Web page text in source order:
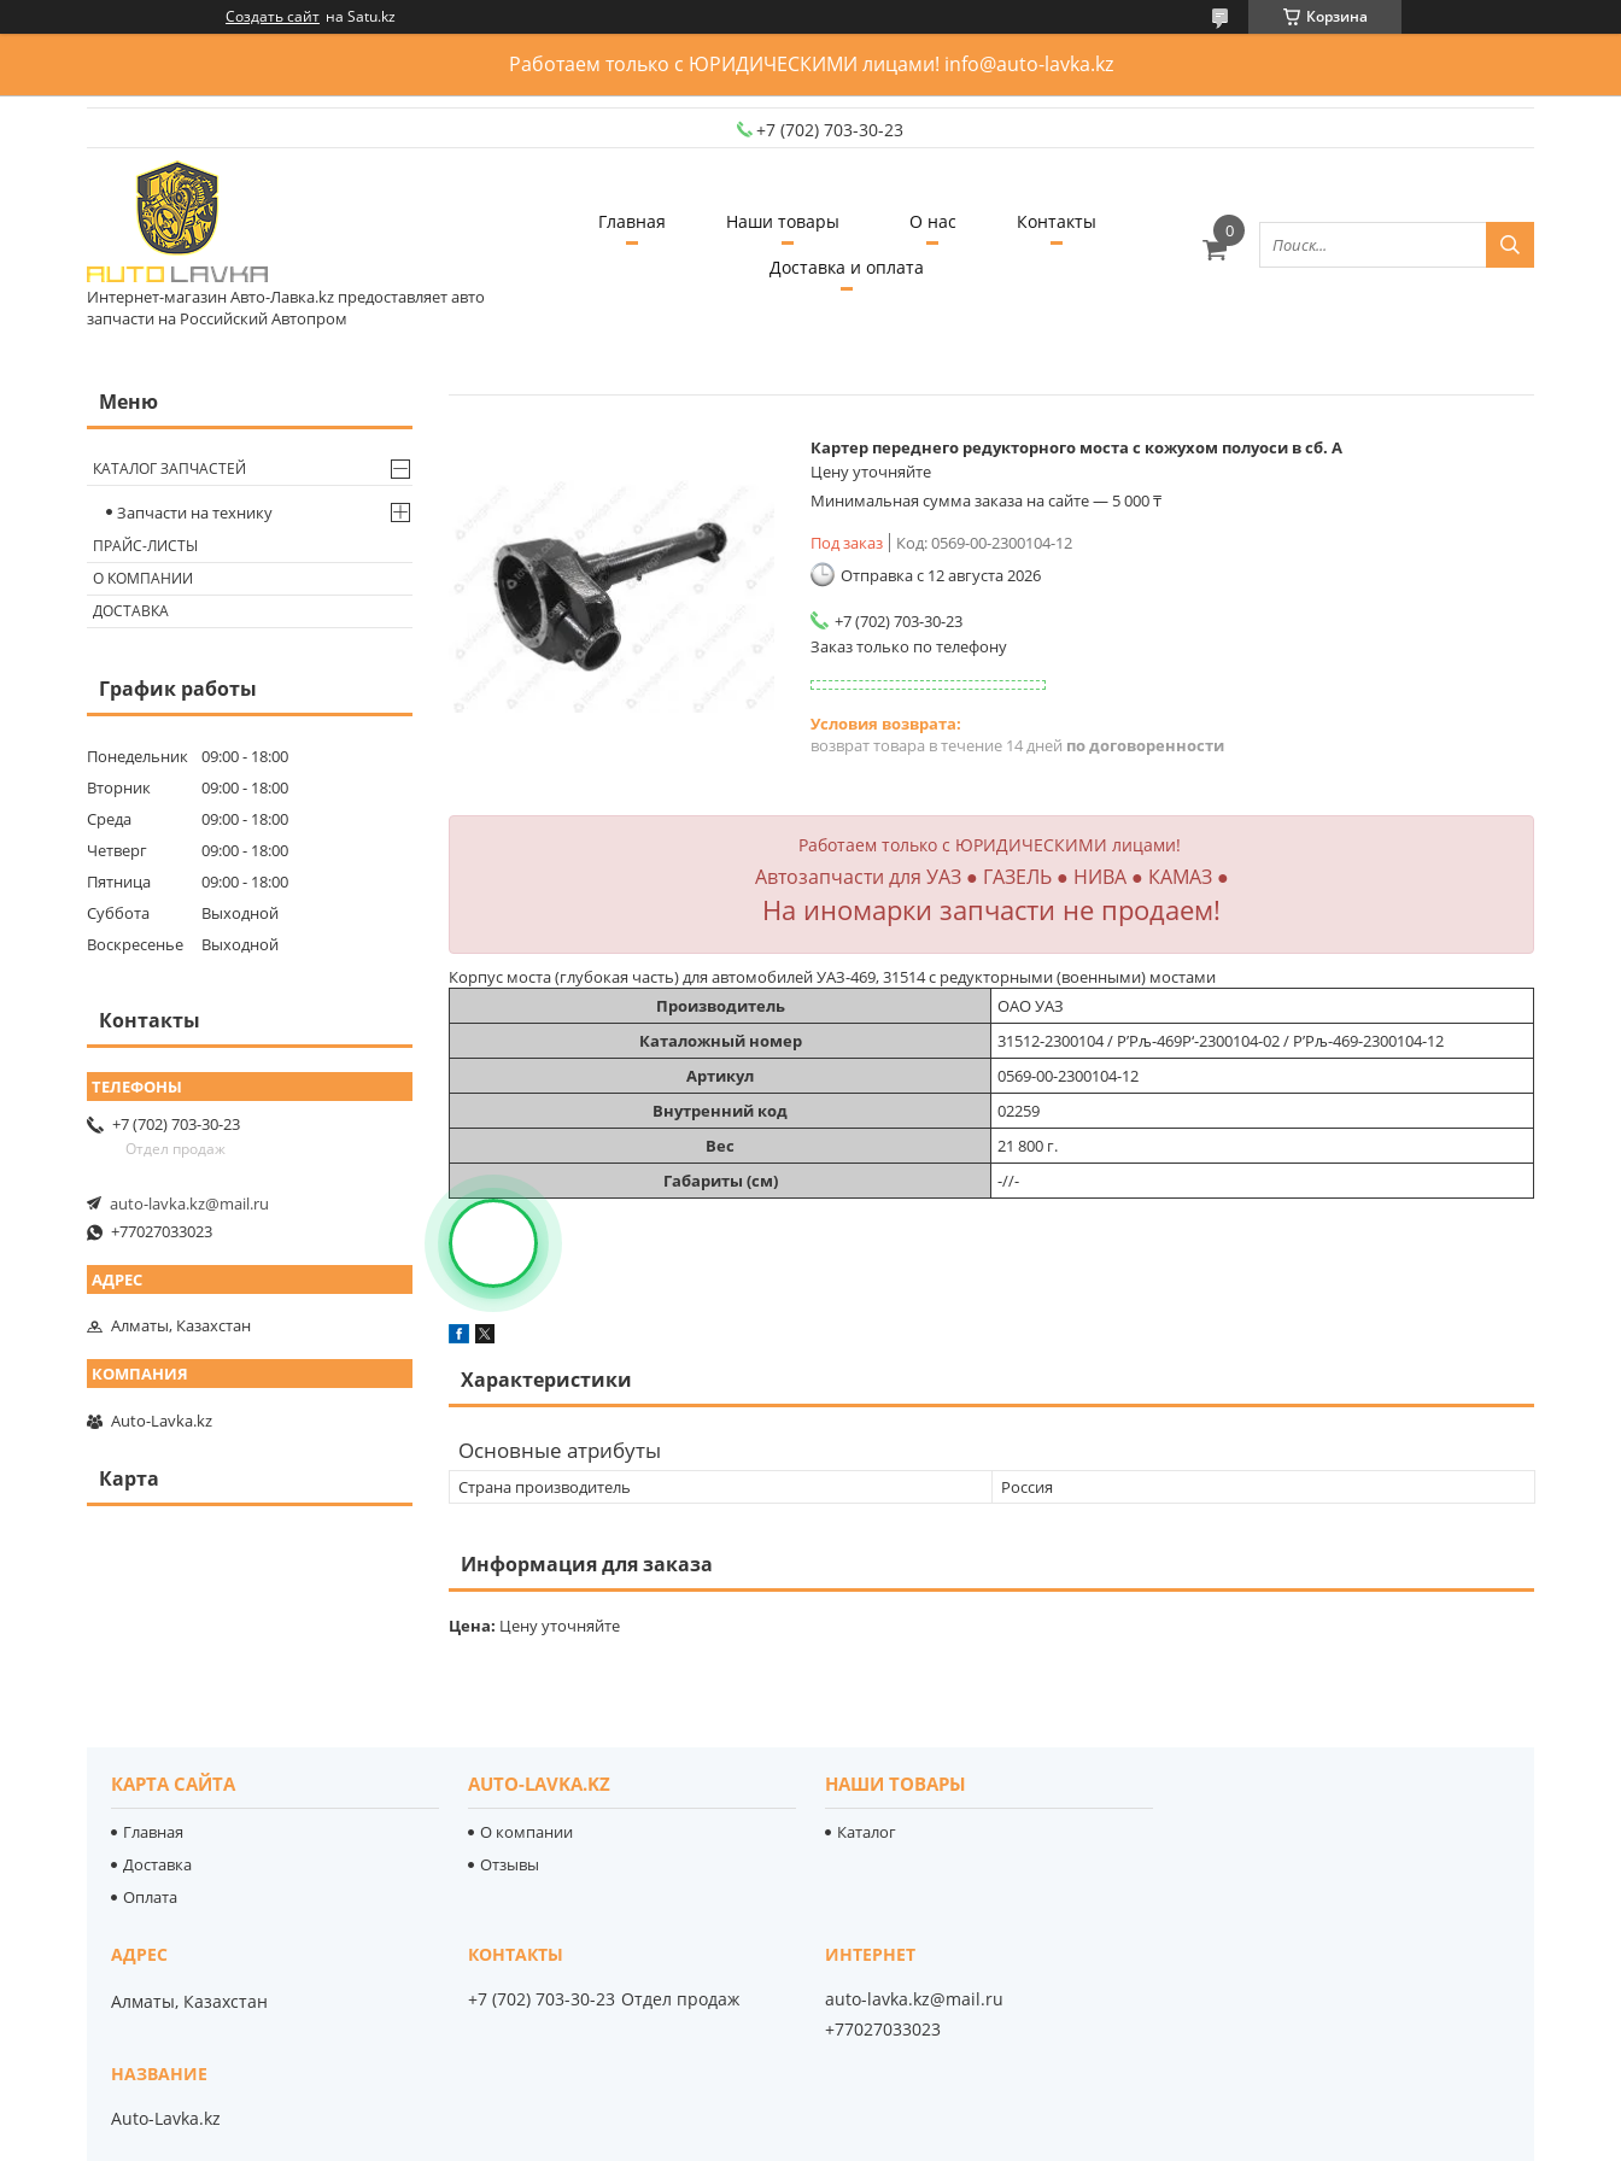
Создать сайт на Satu.kz Корзина
Работаем только с ЮРИДИЧЕСКИМИ лицами! info@auto-lavka.kz
+7 (702) 703-30-23
Интернет-магазин Авто-Лавка.kz предоставляет авто
запчасти на Российский Автопром
Главная Наши товары О нас
Контакты
Доставка и оплата
Картер переднего редукторного моста с кожухом полуоси в сб. А
Цену уточняйте
Минимальная сумма заказа на сайте — 5 000 ₸
Под заказ
Код:0569-00-2300104-12
Отправка с 12 августа 2026
+7 (702) 703-30-23
Заказ только по телефону
возврат товара в течение 14 дней по договоренности
Работаем только с ЮРИДИЧЕСКИМИ лицами!
Автозапчасти для УАЗ ● ГАЗЕЛЬ ● НИВА ● КАМАЗ ●
На иномарки запчасти не продаем!
Корпус моста (глубокая часть) для автомобилей УАЗ-469, 31514 с редукторными (военными) мостами
Производитель
ОАО УАЗ
Каталожный номер
31512-2300104 / Р’Рљ-469Р‘-2300104-02 / Р’Рљ-469-2300104-12
Артикул
0569-00-2300104-12
Внутренний код
02259
Вес
21 800 г.
Габариты (см)
-//-
Характеристики
Основные атрибуты
Страна производитель Россия
Информация для заказа
Цена: Цену уточняйте
КАТАЛОГ ЗАПЧАСТЕЙ
Запчасти на технику
ПРАЙС-ЛИСТЫ
О КОМПАНИИ
ДОСТАВКА
График работы
Понедельник 09:00
18:00
Вторник
09:00
18:00
Среда
09:00
18:00
Четверг
09:00
18:00
Пятница
09:00
18:00
Суббота
Выходной
Воскресенье
Выходной
Контакты
+7 (702) 703-30-23
Отдел продаж
auto-lavka.kz@mail.ru
+77027033023
Алматы, Казахстан
Auto-Lavka.kz
Карта
КАРТА САЙТА
Главная
Доставка
Оплата
AUTO-LAVKA.KZ
О компании
Отзывы
НАШИ ТОВАРЫ
Каталог
Алматы, Казахстан
Auto-Lavka.kz
+7 (702) 703-30-23 Отдел продаж
auto-lavka.kz@mail.ru
+77027033023